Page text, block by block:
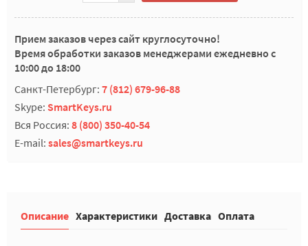
Прием заказов через сайт круглосуточно!
Время обработки заказов менеджерами ежедневно с
10:00 до 18:00
Санкт-Петербург: 7 (812) 679-96-88
Skype: SmartKeys.ru
Вся Россия: 8 (800) 350-40-54
E-mail: sales@smartkeys.ru
Описание Характеристики Доставка Оплата